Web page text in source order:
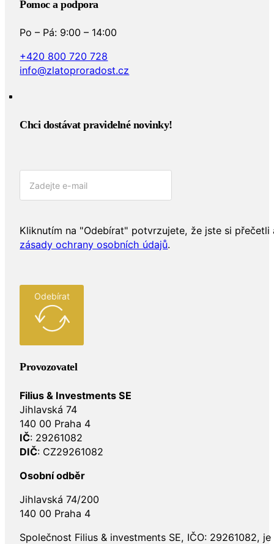
Pomoc a podpora
Po – Pá: 9:00 – 14:00
+420 800 720 728
info@zlatoproradost.cz
Chci dostávat pravidelné novinky!​
Kliknutím na "Odebírat" potvrzujete, že jste si přečetli
zásady ochrany osobních údajů.
Odebírat
Provozovatel
Filius & Investments SE
Jihlavská 74
140 00 Praha 4
IČ: 29261082
DIČ: CZ29261082
Osobní odběr
Jihlavská 74/200
140 00 Praha 4
Společnost Filius & investments SE, IČO: 29261082,